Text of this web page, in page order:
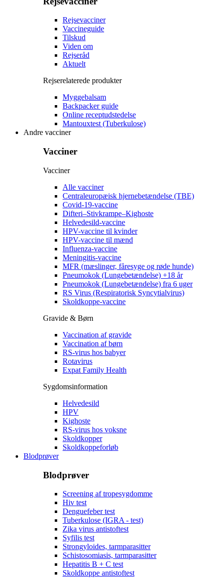
Rejsevacciner
Vaccineguide
Tilskud
Viden om
Rejseråd
Aktuelt
Rejserelaterede produkter
Myggebalsam
Backpacker guide
Online receptudstedelse
Mantouxtest (Tuberkulose)
Andre vacciner
Vacciner
Vacciner
Alle vacciner
Centraleuropæisk hjernebetændelse (TBE)
Covid-19-vaccine
Difteri–Stivkrampe–Kighoste
Helvedesild-vaccine
HPV-vaccine til kvinder
HPV-vaccine til mænd
Influenza-vaccine
Meningitis-vaccine
MFR (mæslinger, fåresyge og røde hunde)
Pneumokok (Lungebetændelse) +18 år
Pneumokok (Lungebetændelse) fra 6 uger
RS Virus (Respiratorisk Syncytialvirus)
Skoldkoppe-vaccine
Gravide & Børn
Vaccination af gravide
Vaccination af børn
RS-virus hos babyer
Rotavirus
Expat Family Health
Sygdomsinformation
Helvedesild
HPV
Kighoste
RS-virus hos voksne
Skoldkopper
Skoldkoppeforløb
Blodprøver
Blodprøver
Screening af tropesygdomme
Hiv test
Denguefeber test
Tuberkulose (IGRA - test)
Zika virus antistoftest
Syfilis test
Strongyloides, tarmparasitter
Schistosomiasis, tarmparasitter
Hepatitis B + C test
Skoldkoppe antistoftest